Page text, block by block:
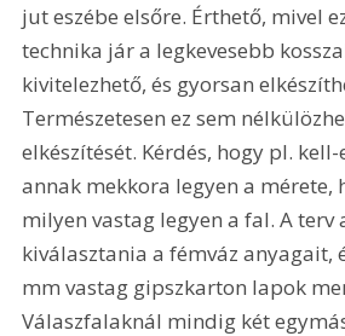
jut eszébe elsőre. Érthető, mivel
technika jár a legkevesebb
kivitelezhető, és gyorsan
Természetesen ez sem
elkészítését. Kérdés, hogy pl.
annak mekkora legyen a mérete,
milyen vastag legyen a fal. A terv
kiválasztania a fémváz anyagait,
mm vastag gipszkarton lapok
Válaszfalaknál mindig két